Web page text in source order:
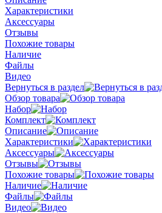
Характеристики
Аксессуары
Отзывы
Похожие товары
Наличие
Файлы
Видео
Вернуться в раздел
Обзор товара
Набор
Комплект
Описание
Характеристики
Аксессуары
Отзывы
Похожие товары
Наличие
Файлы
Видео